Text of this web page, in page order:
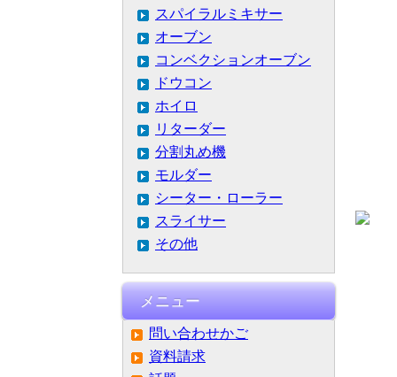
スパイラルミキサー
オーブン
コンベクションオーブン
ドウコン
ホイロ
リターダー
分割丸め機
モルダー
シーター・ローラー
スライサー
その他
メニュー
問い合わせかご
資料請求